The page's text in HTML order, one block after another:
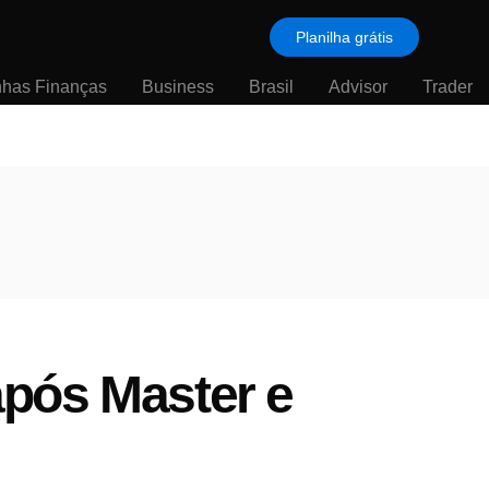
Planilha grátis
Finanças Business Brasil Advisor Trader
Master e